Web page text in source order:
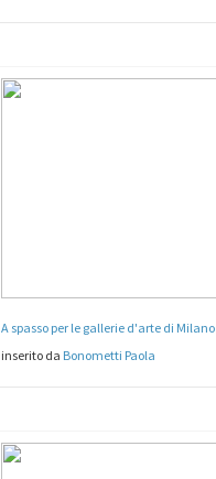
A spasso per le gallerie d'arte di Milano
inserito da Bonometti Paola